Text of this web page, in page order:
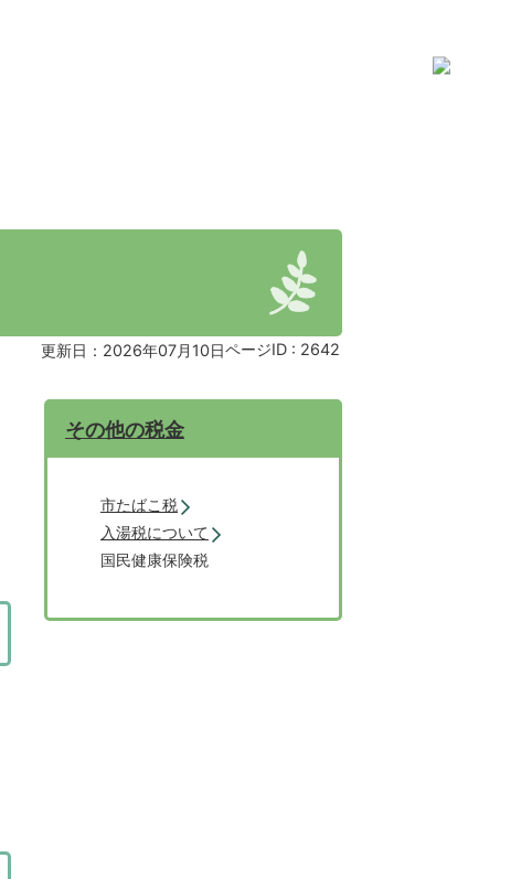
更新日：2026年07月10日ページID : 2642
その他の税金
市たばこ税
入湯税について
国民健康保険税